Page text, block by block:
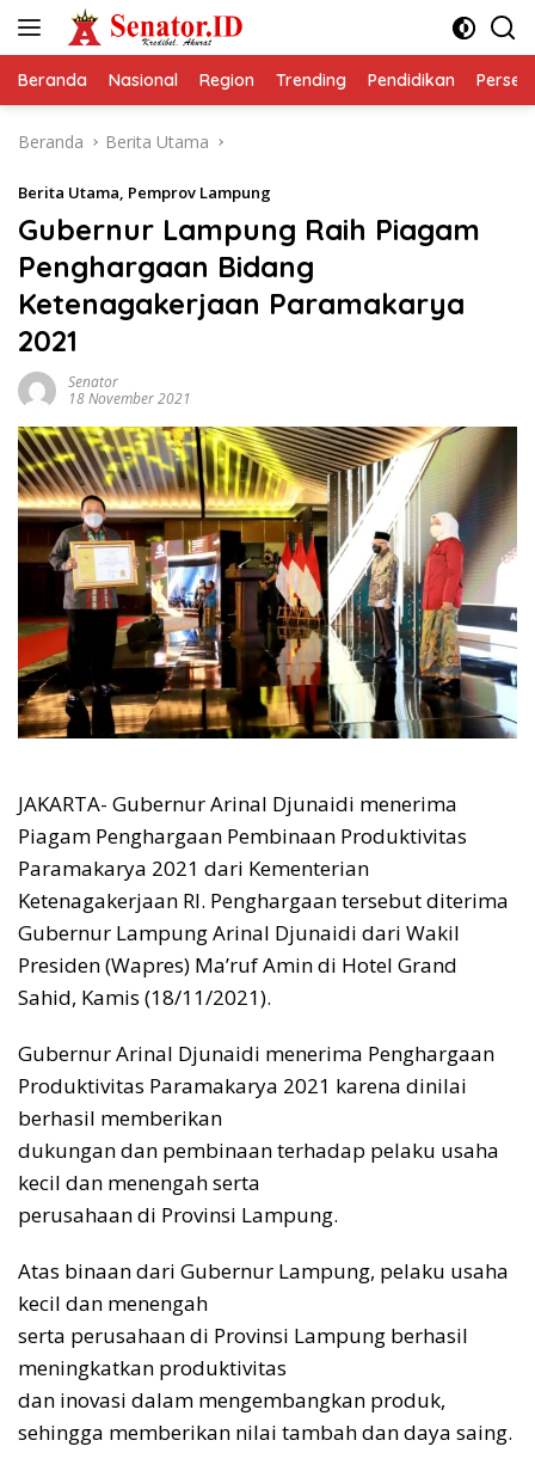
Beranda Nasional Region Trending Pendidikan
Beranda Berita Utama
Berita Utama, Pemprov Lampung
Gubernur Lampung Raih Piagam
Penghargaan Bidang
Ketenagakerjaan Paramakarya
2021
Senator
18 November 2021
JAKARTA- Gubernur Arinal Djunaidi menerima
Piagam Penghargaan Pembinaan Produktivitas
Paramakarya 2021 dari Kementerian
Ketenagakerjaan RI. Penghargaan tersebut diterima
Gubernur Lampung Arinal Djunaidi dari Wakil
Presiden (Wapres) Ma’ruf Amin di Hotel Grand
Sahid, Kamis (18/11/2021).
Gubernur Arinal Djunaidi menerima Penghargaan
Produktivitas Paramakarya 2021 karena dinilai
berhasil memberikan
dukungan dan pembinaan terhadap pelaku usaha
kecil dan menengah serta
perusahaan di Provinsi Lampung.
Atas binaan dari Gubernur Lampung, pelaku usaha
kecil dan menengah
serta perusahaan di Provinsi Lampung berhasil
meningkatkan produktivitas
dan inovasi dalam mengembangkan produk,
sehingga memberikan nilai tambah dan daya saing.